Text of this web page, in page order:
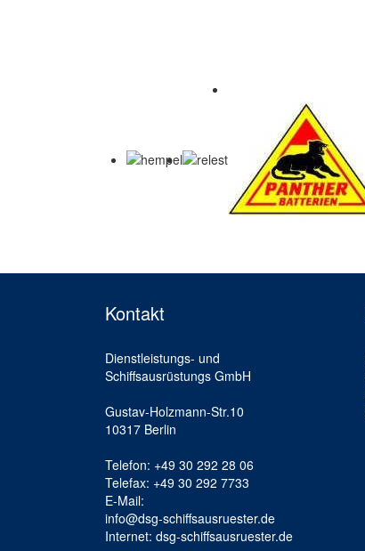
Kontakt
Dienstleistungs- und
Schiffsausrüstungs GmbH
Gustav-Holzmann-Str.10
10317 Berlin
Telefon: +49 30 292 28 06
Telefax: +49 30 292 7733
E-Mail:
info@dsg-schiffsausruester.de
Internet: dsg-schiffsausruester.de